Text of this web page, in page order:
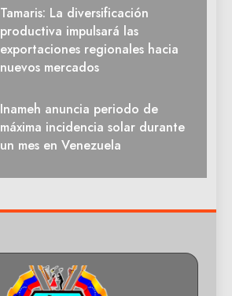
Tamaris: La diversificación
productiva impulsará las
exportaciones regionales hacia
nuevos mercados
Inameh anuncia periodo de
máxima incidencia solar durante
un mes en Venezuela